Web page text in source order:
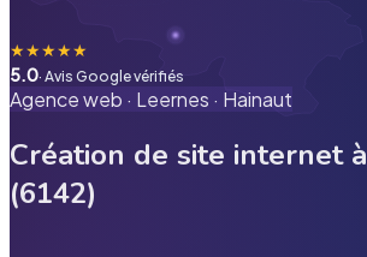
★★★★★
5.0· Avis Google vérifiés
Agence web · Leernes · Hainaut
Création de site internet à
(6142)